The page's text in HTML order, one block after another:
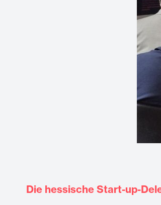
Die hessische Start-up-